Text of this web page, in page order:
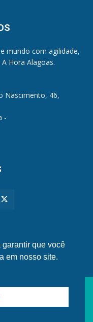
mundo com agilidade,
Hora Alagoas.
Nascimento, 46,
-
Política Brasil
Mundo
garantir que você
em nosso site.